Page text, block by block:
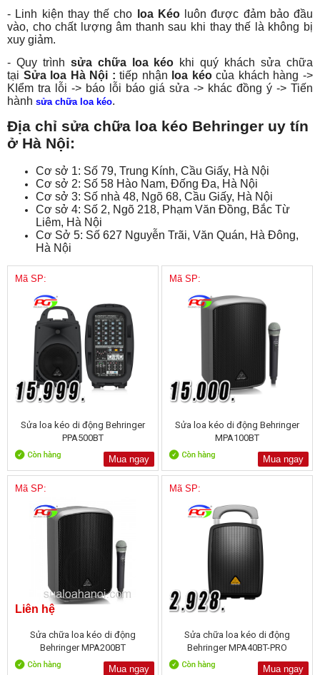
- Linh kiện thay thế cho
loa Kéoluôn được đảm bảo đầu
vào, cho chất lượng âm thanh sau khi thay thế là không bị
xuy giảm.
- Quy trình sửa chữa loa kéo khi quý khách sửa chữa
tại Sửa loa Hà Nội :tiếp nhận loa kéocủa khách hàng ->
KIểm tra lỗi -> báo lỗi báo giá sửa -> khác đồng ý -> Tiến
hành sửa chữa loa kéo.
Địa chỉ sửa chữa loa kéo Behringer uy tín
ở Hà Nội:
Cơ sở 1: Số 79, Trung Kính, Cầu Giấy, Hà Nội
Cơ sở 2: Số 58 Hào Nam, Đống Đa, Hà Nội
Cơ sở 3: Số nhà 48, Ngõ 68, Cầu Giấy, Hà Nội
Cơ sở 4: Số 2, Ngõ 218, Phạm Văn Đồng, Bắc Từ
Liêm, Hà Nội
Cơ Sở 5: Số 627 Nguyễn Trãi, Văn Quán, Hà Đông,
Hà Nội
Mã SP:
Sửa loa kéo di động Behringer
PPA500BT
Mua ngay
Mã SP:
Sửa loa kéo di động Behringer
MPA100BT
Mua ngay
Mã SP:
Liên hệ
Sửa chữa loa kéo di động
Behringer MPA200BT
Mua ngay
Mã SP:
Sửa chữa loa kéo di động
Behringer MPA40BT-PRO
Mua ngay